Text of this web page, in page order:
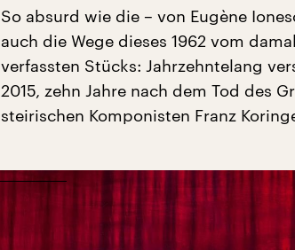
So absurd wie die – von Eugène
auch die Wege dieses 1962 vom
verfassten Stücks: Jahrzehntelang
2015, zehn Jahre nach dem Tod des
steirischen Komponisten Franz